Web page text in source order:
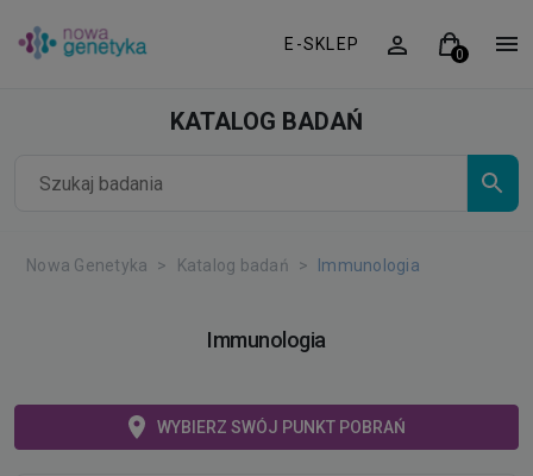
E-SKLEP
KATALOG BADAŃ
Nowa Genetyka Katalog badań Immunologia
Immunologia
WYBIERZ SWÓJ PUNKT POBRAŃ